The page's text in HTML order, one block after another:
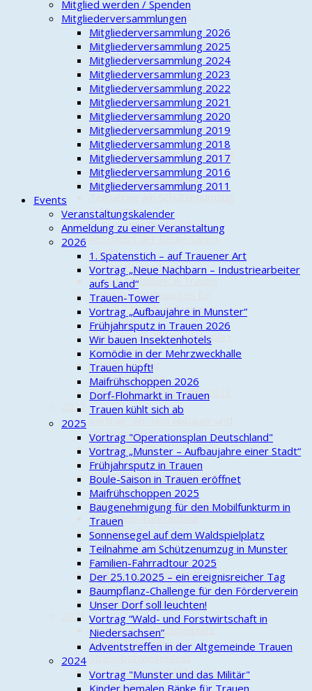
Eröffnung der Bücher-
Tauschzelle
NDR berichtet erneut über
das "Funkloch" Trauen
Vortrag "Munster-Lager –
eine Stadt und „Ihre“ Lager
und Kasernen"
Aktion "Sauberes Dorf"
Vortrag "Vom Einzelbauern
zum Kollektiv - Die Anfänge
der sozialistischen Agrarpolitik
in der DDR"
Maifrühschoppen 2023
Teilnahme am Schützenumzug
in Munster
1. Trauener Dorf-Picknick
Abschluss der Boule-Saison
2023?
Kinder-Fahrradtour
Endlich Mobilfunk in Trauen
Hohe Auszeichnungen für
"Charly" Kirsch und unsere
Ortswehr
Vortrag zum Themenkomplex
Klimawandel
Herbst auf der
Streuobstwiese
Trauener Adventstreffs 2023
2022
Handwerker"
Frühjahrsputz
Maifrühschoppen
Gießeinsatz Streuobstwiese
1. Boule-Treff
Kinderausflug Bad Bodenteich
4. Familien-Fahrradtour
Bastelspaß
Herbst auf der
Streuobstwiese
Vortrag Gastronomie in
Munster
Adventstreff 2022
2021
Einweihung Waldspielplatz
Kinder-Fahrradtour
Vortrag "An- und Abbauer und
Handwerker"
Mitglied werden / Spenden
Mitgliederversammlungen
Mitgliederversammlung 2026
Mitgliederversammlung 2025
Mitgliederversammlung 2024
Mitgliederversammlung 2023
Mitgliederversammlung 2022
Mitgliederversammlung 2021
Mitgliederversammlung 2020
Mitgliederversammlung 2019
Mitgliederversammlung 2018
Mitgliederversammlung 2017
Mitgliederversammlung 2016
Mitgliederversammlung 2011
Events
Veranstaltungskalender
Anmeldung zu einer Veranstaltung
2026
1. Spatenstich – auf Trauener Art
Vortrag „Neue Nachbarn – Industriearbeiter
aufs Land“
Trauen-Tower
Vortrag „Aufbaujahre in Munster“
Frühjahrsputz in Trauen 2026
Wir bauen Insektenhotels
Komödie in der Mehrzweckhalle
Trauen hüpft!
Maifrühschoppen 2026
Dorf-Flohmarkt in Trauen
Trauen kühlt sich ab
2025
Vortrag "Operationsplan Deutschland"
Vortrag „Munster – Aufbaujahre einer Stadt“
Frühjahrsputz in Trauen
Boule-Saison in Trauen eröffnet
Maifrühschoppen 2025
Baugenehmigung für den Mobilfunkturm in
Trauen
Sonnensegel auf dem Waldspielplatz
Teilnahme am Schützenumzug in Munster
Familien-Fahrradtour 2025
Der 25.10.2025 – ein ereignisreicher Tag
Baumpflanz-Challenge für den Förderverein
Unser Dorf soll leuchten!
Vortrag “Wald- und Forstwirtschaft in
Niedersachsen”
Adventstreffen in der Altgemeinde Trauen
2024
Vortrag "Munster und das Militär"
Kinder bemalen Bänke für Trauen